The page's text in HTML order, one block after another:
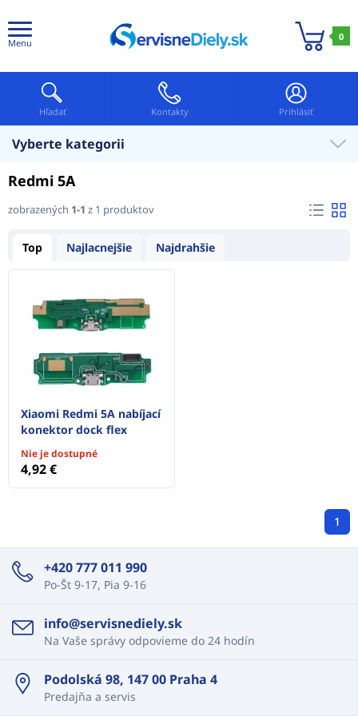
Menu
0
Hľadať Kontakty Prihlásiť
Vyberte kategorii
Redmi 5A
zobrazených 1-1 z 1 produktov
Top Najlacnejšie Najdrahšie
Xiaomi Redmi 5A nabíjací
konektor dock flex
Nie je dostupné
4,92 €
1
+420 777 011 990
Po-Št 9-17, Pia 9-16
info@servisnediely.sk
Na Vaše správy odpovieme do 24 hodín
Podolská 98, 147 00 Praha 4
Predajňa a servis